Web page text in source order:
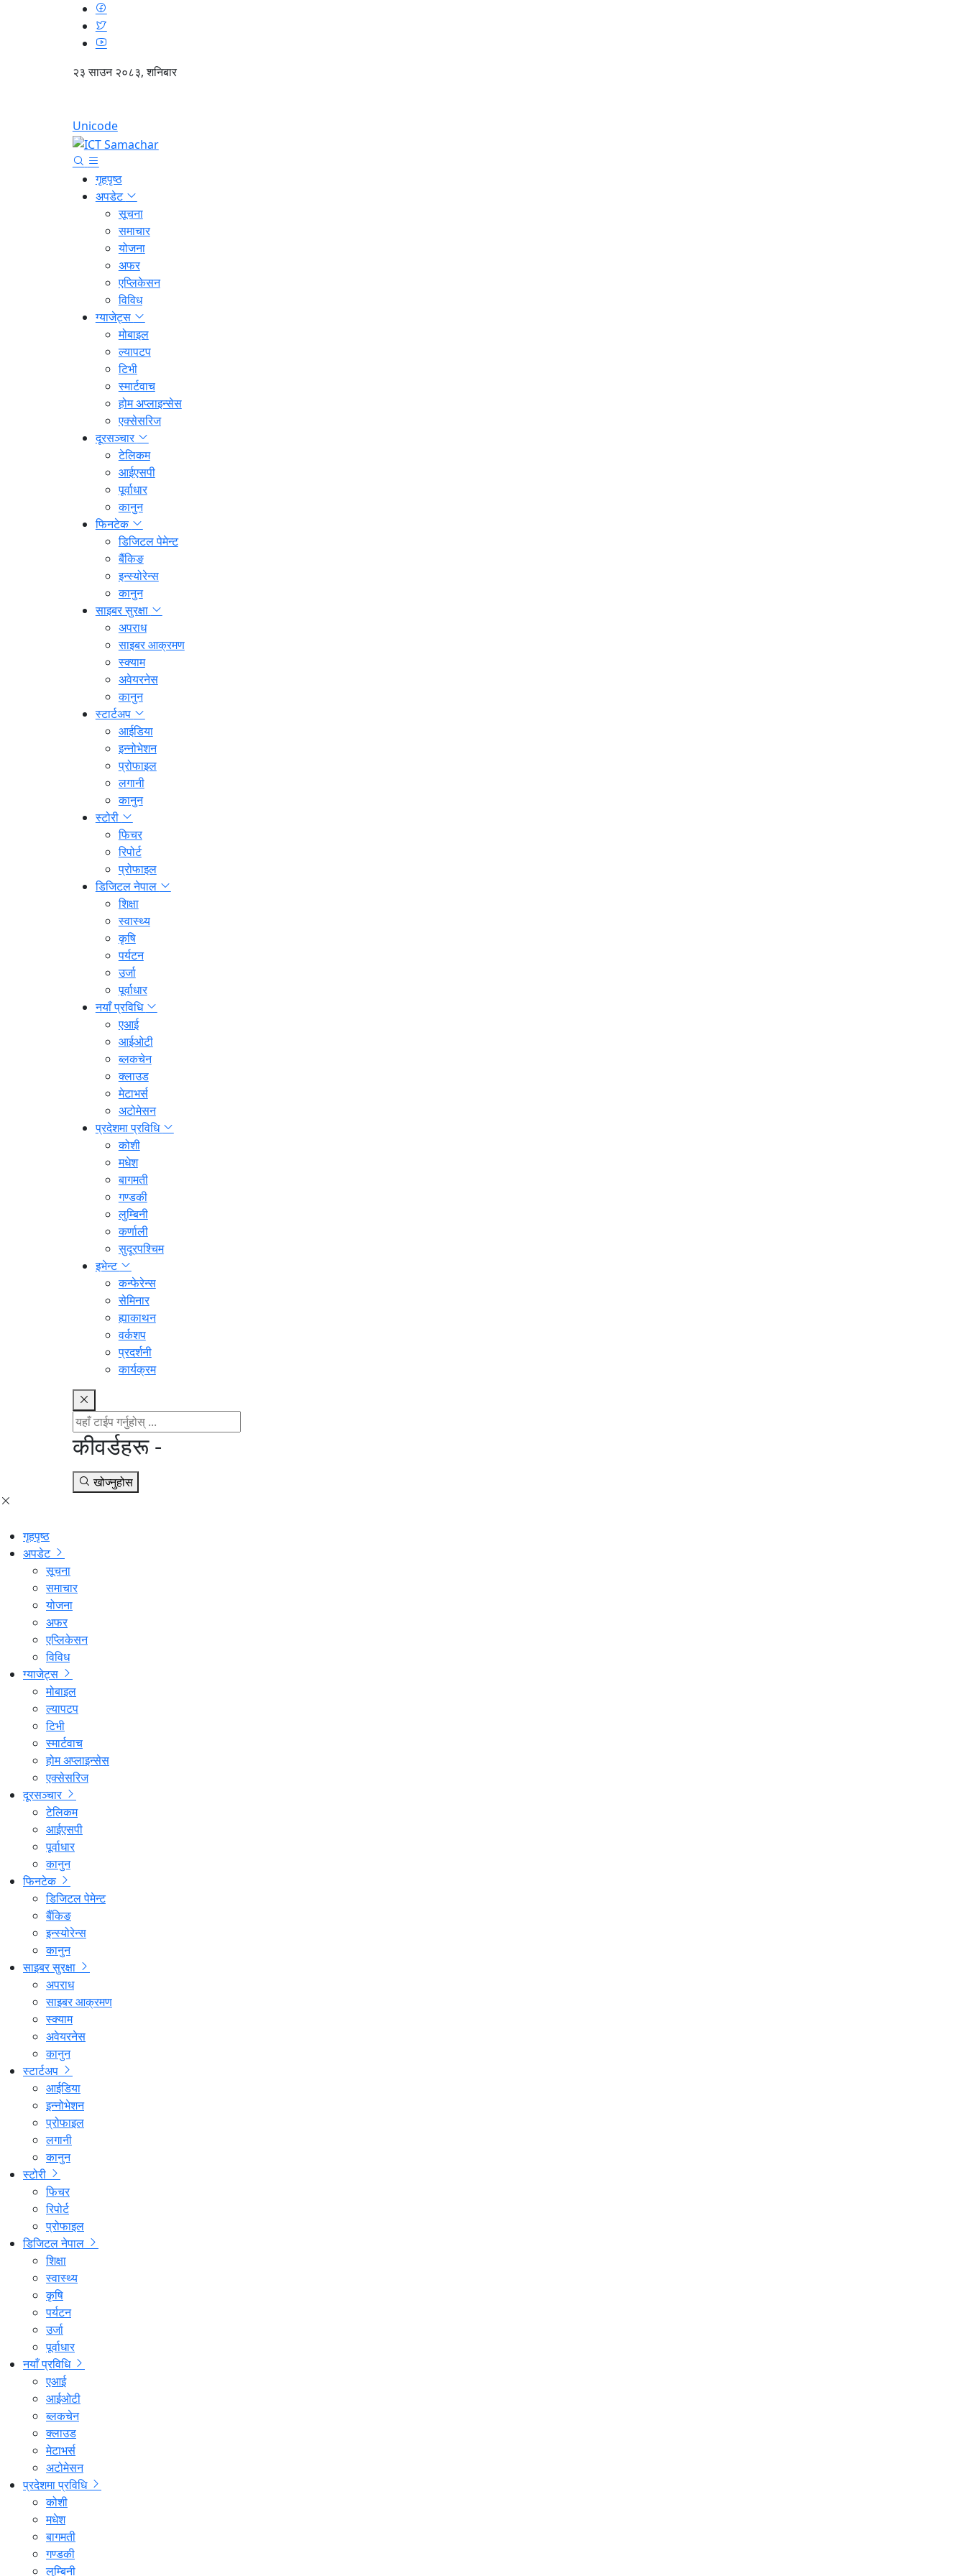
२३ साउन २०८३, शनिबार
Unicode
गृहपृष्ठ
अपडेट
सूचना
समाचार
योजना
अफर
एप्लिकेसन
विविध
ग्याजेट्स
मोबाइल
ल्यापटप
टिभी
स्मार्टवाच
होम अप्लाइन्सेस
एक्सेसरिज
दूरसञ्चार
टेलिकम
आईएसपी
पूर्वाधार
कानुन
फिनटेक
डिजिटल पेमेन्ट
बैंकिङ
इन्स्योरेन्स
कानुन
साइबर सुरक्षा
अपराध
साइबर आक्रमण
स्क्याम
अवेयरनेस
कानुन
स्टार्टअप
आईडिया
इन्नोभेशन
प्रोफाइल
लगानी
कानुन
स्टोरी
फिचर
रिपोर्ट
प्रोफाइल
डिजिटल नेपाल
शिक्षा
स्वास्थ्य
कृषि
पर्यटन
उर्जा
पूर्वाधार
नयाँ प्रविधि
एआई
आईओटी
ब्लकचेन
क्लाउड
मेटाभर्स
अटोमेसन
प्रदेशमा प्रविधि
कोशी
मधेश
बागमती
गण्डकी
लुम्बिनी
कर्णाली
सुदूरपश्चिम
इभेन्ट
कन्फेरेन्स
सेमिनार
ह्याकाथन
वर्कशप
प्रदर्शनी
कार्यक्रम
कीवर्डहरू -
खोज्नुहोस
गृहपृष्ठ
अपडेट
सूचना
समाचार
योजना
अफर
एप्लिकेसन
विविध
ग्याजेट्स
मोबाइल
ल्यापटप
टिभी
स्मार्टवाच
होम अप्लाइन्सेस
एक्सेसरिज
दूरसञ्चार
टेलिकम
आईएसपी
पूर्वाधार
कानुन
फिनटेक
डिजिटल पेमेन्ट
बैंकिङ
इन्स्योरेन्स
कानुन
साइबर सुरक्षा
अपराध
साइबर आक्रमण
स्क्याम
अवेयरनेस
कानुन
स्टार्टअप
आईडिया
इन्नोभेशन
प्रोफाइल
लगानी
कानुन
स्टोरी
फिचर
रिपोर्ट
प्रोफाइल
डिजिटल नेपाल
शिक्षा
स्वास्थ्य
कृषि
पर्यटन
उर्जा
पूर्वाधार
नयाँ प्रविधि
एआई
आईओटी
ब्लकचेन
क्लाउड
मेटाभर्स
अटोमेसन
प्रदेशमा प्रविधि
कोशी
मधेश
बागमती
गण्डकी
लुम्बिनी